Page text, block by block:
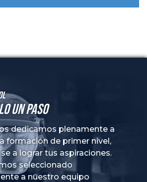
un paso
dedicamos plenamente a
formación de primer nivel,
a lograr tus aspiraciones.
seleccionado
a nuestro equipo